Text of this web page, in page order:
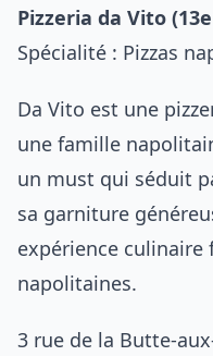
Pizzeria da Vito
Spécialité : Pizzas
Da Vito est une
une famille
un must qui séduit
sa garniture
expérience
napolitaines.
3 rue de la Butte-